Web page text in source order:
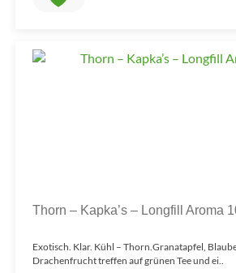
Thorn – Kapka’s – Longfill Aroma
Exotisch. Klar. Kühl – Thorn.Granatapfel,
Drachenfrucht treffen auf grünen Tee und ei..